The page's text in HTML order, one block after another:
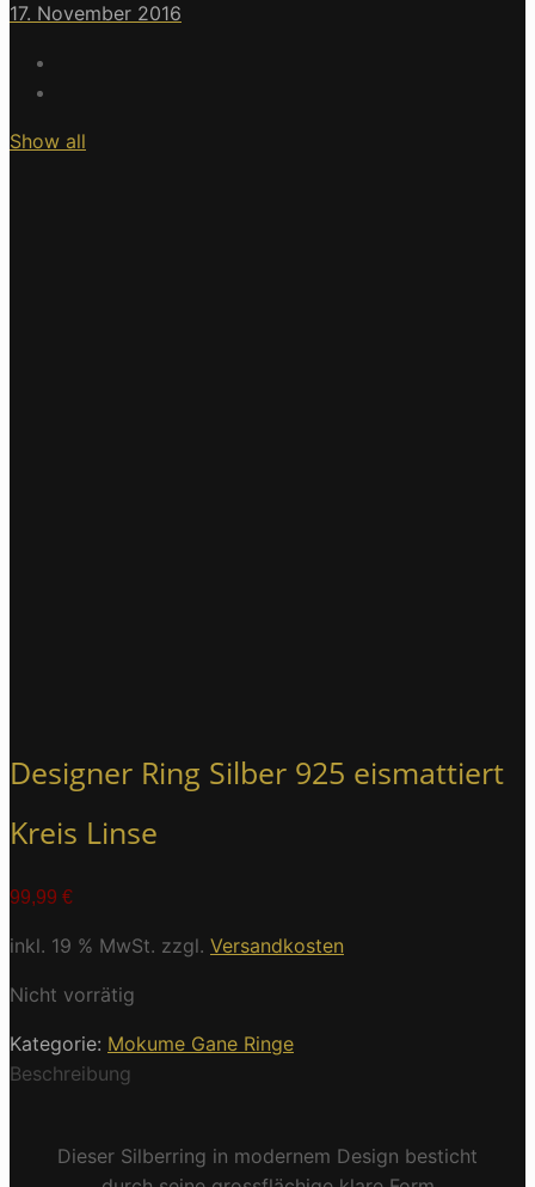
17. November 2016
Show all
Designer Ring Silber 925 eismattiert
Kreis Linse
99,99 €
inkl. 19 % MwSt. zzgl. Versandkosten
Nicht vorrätig
Kategorie: Mokume Gane Ringe
Beschreibung
Dieser Silberring in modernem Design besticht